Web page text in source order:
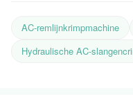
AC-remlijnkrimpmachine
Hydraulische AC-